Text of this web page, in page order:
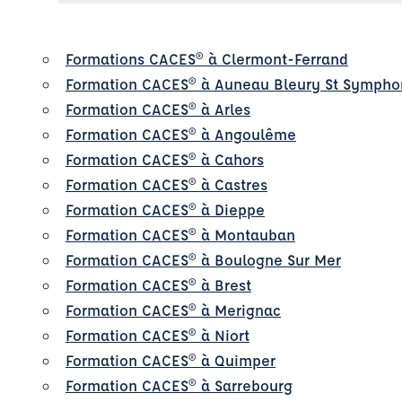
Formations CACES® à Clermont-Ferrand
Formation CACES® à Auneau Bleury St
Formation CACES® à Arles
Formation CACES® à Angoulême
Formation CACES® à Cahors
Formation CACES® à Castres
Formation CACES® à Dieppe
Formation CACES® à Montauban
Formation CACES® à Boulogne Sur Mer
Formation CACES® à Brest
Formation CACES® à Merignac
Formation CACES® à Niort
Formation CACES® à Quimper
Formation CACES® à Sarrebourg